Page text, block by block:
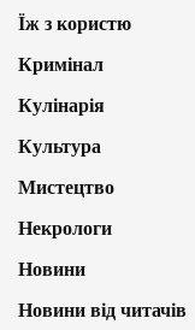
Їж з користю
Кримінал
Кулінарія
Культура
Мистецтво
Некрологи
Новини
Новини від читачів